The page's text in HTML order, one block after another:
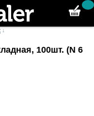
↓
100шт. (N 6